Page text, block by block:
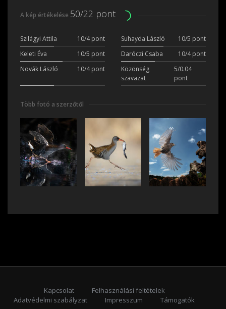
A kép értékelése 50/22 pont
Szilágyi Attila 10/4 pont Suhayda László
10/5 pont
Keleti Éva
10/5 pont Daróczi Csaba
10/4 pont
Novák László
10/4 pont
Közönség
szavazat
5/0.04
pont
Több fotó a szerzőtől
Kapcsolat
Felhasználási feltételek
Adatvédelmi szabályzat
Impresszum Támogatók